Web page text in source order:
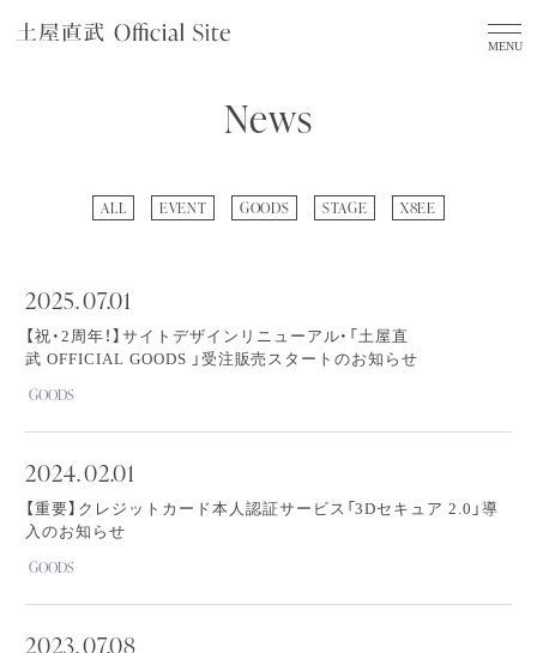
News
ALL EVENT GOODS STAGE X8EE
2025.07.01
【祝・2周年！】サイトデザインリニューアル・「土屋直
武 OFFICIAL GOODS 」受注販売スタートのお知らせ
GOODS
2024.02.01
【重要】クレジットカード本人認証サービス「3Dセキュア 2.0」導
入のお知らせ
GOODS
2023.07.08